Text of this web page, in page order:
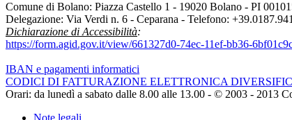
Comune di Bolano: Piazza Castello 1 - 19020 Bolano - PI
Delegazione: Via Verdi n. 6 - Ceparana - Telefono:
Dichiarazione di Accessibilità:
https://form.agid.gov.it/view/661327d0-74ec-11ef-bb36-
IBAN e pagamenti informatici
CODICI DI FATTURAZIONE ELETTRONICA
Orari: da lunedì a sabato dalle 8.00 alle 13.00 - © 2003 - 2013